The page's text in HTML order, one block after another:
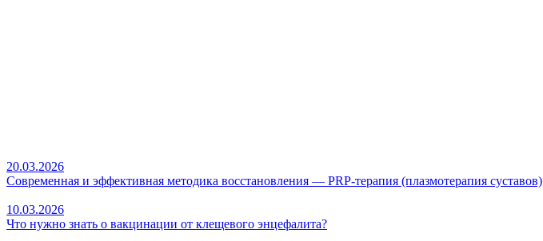
20.03.2026
Современная и эффективная методика восстановления — PRP-терапия (плазмотерапия суставов)
10.03.2026
Что нужно знать о вакцинации от клещевого энцефалита?